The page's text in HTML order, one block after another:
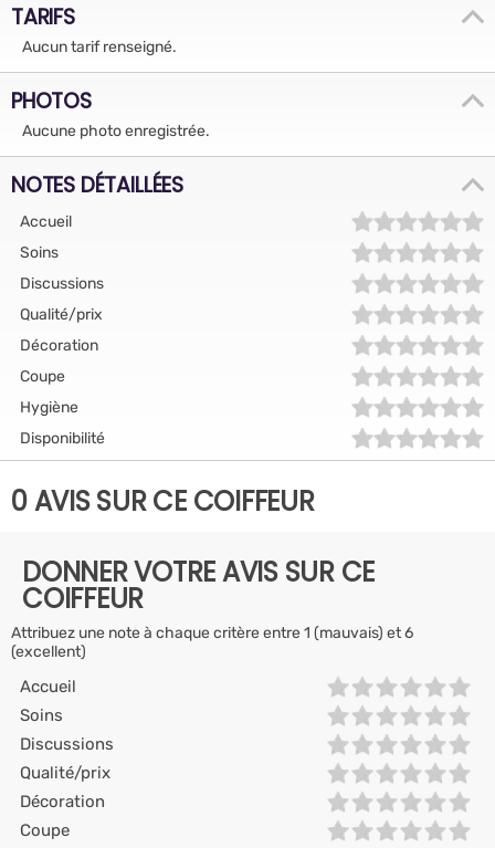
TARIFS
Aucun tarif renseigné.
PHOTOS
Aucune photo enregistrée.
NOTES DÉTAILLÉES
Accueil
Soins
Discussions
Qualité/prix
Décoration
Coupe
Hygiène
Disponibilité
0 AVIS SUR CE COIFFEUR
DONNER VOTRE AVIS SUR CE
COIFFEUR
Attribuez une note à chaque critère entre 1 (mauvais) et 6
(excellent)
Accueil
Soins
Discussions
Qualité/prix
Décoration
Coupe